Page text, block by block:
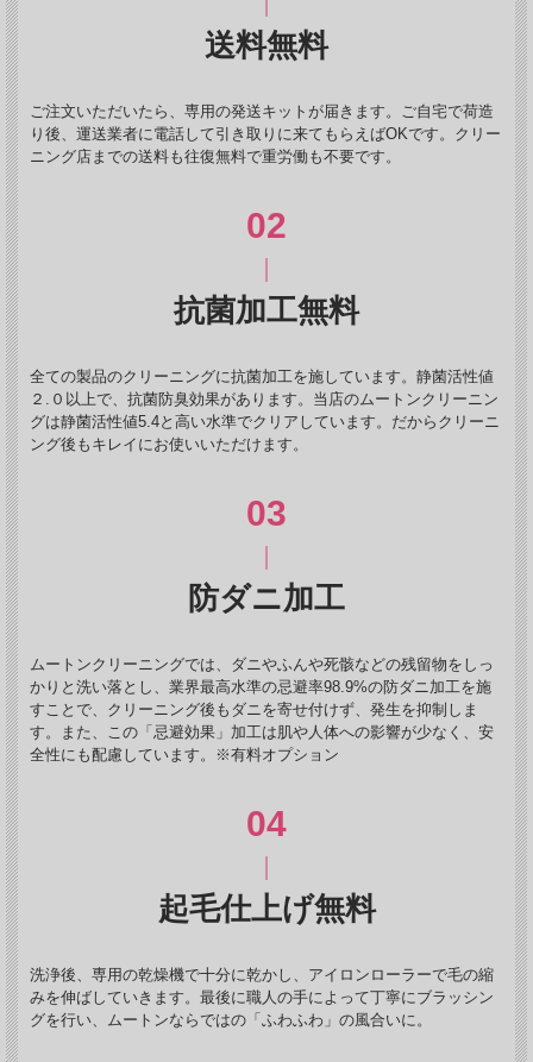
送料無料
ご注文いただいたら、専用の発送キットが届きます。ご自宅で荷造
り後、運送業者に電話して引き取りに来てもらえばOKです。クリー
ニング店までの送料も往復無料で重労働も不要です。
抗菌加工無料
全ての製品のクリーニングに抗菌加工を施しています。静菌活性値
２.０以上で、抗菌防臭効果があります。当店のムートンクリーニン
グは静菌活性値5.4と高い水準でクリアしています。だからクリーニ
ング後もキレイにお使いいただけます。
防ダニ加工
ムートンクリーニングでは、ダニやふんや死骸などの残留物をしっ
かりと洗い落とし、業界最高水準の忌避率98.9%の防ダニ加工を施
すことで、クリーニング後もダニを寄せ付けず、発生を抑制しま
す。また、この「忌避効果」加工は肌や人体への影響が少なく、安
全性にも配慮しています。※有料オプション
起毛仕上げ無料
洗浄後、専用の乾燥機で十分に乾かし、アイロンローラーで毛の縮
みを伸ばしていきます。最後に職人の手によって丁寧にブラッシン
グを行い、ムートンならではの「ふわふわ」の風合いに。